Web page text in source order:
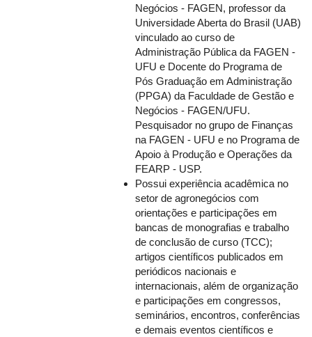
Negócios - FAGEN, professor da
Universidade Aberta do Brasil (UAB)
vinculado ao curso de
Administração Pública da FAGEN -
UFU e Docente do Programa de
Pós Graduação em Administração
(PPGA) da Faculdade de Gestão e
Negócios - FAGEN/UFU.
Pesquisador no grupo de Finanças
na FAGEN - UFU e no Programa de
Apoio à Produção e Operações da
FEARP - USP.
Possui experiência acadêmica no
setor de agronegócios com
orientações e participações em
bancas de monografias e trabalho
de conclusão de curso (TCC);
artigos científicos publicados em
periódicos nacionais e
internacionais, além de organização
e participações em congressos,
seminários, encontros, conferências
e demais eventos científicos e